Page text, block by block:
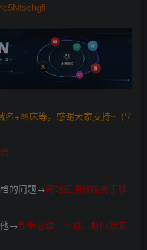
名+图床等，感谢大家支持~ (*/
的问题→网站近期改版关于解
他→新手必读∴下载、解压及安